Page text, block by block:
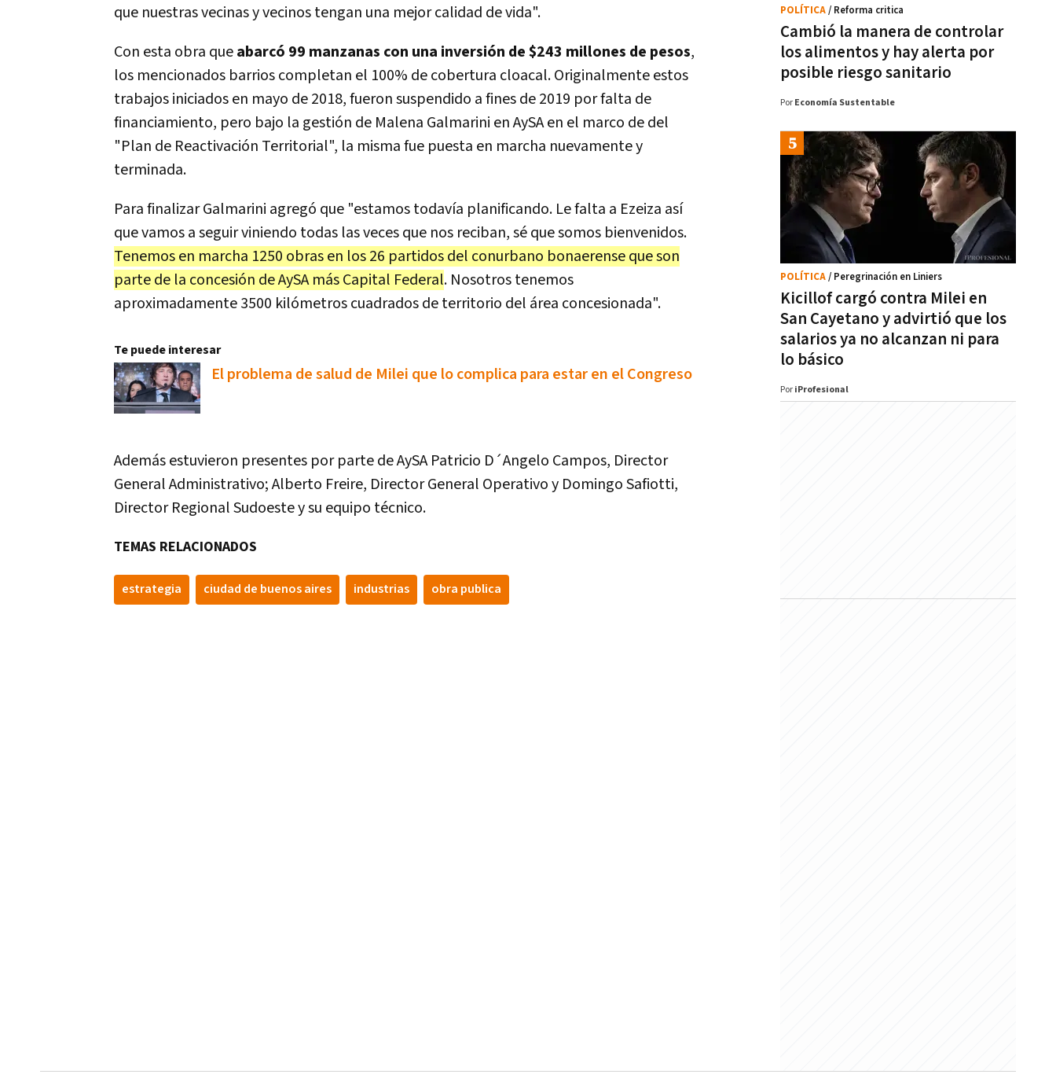
que nuestras vecinas y vecinos tengan una mejor calidad de vida".
Con esta obra queabarcó 99 manzanas con una inversión de $243 millones de pesos,
los mencionados barrios completan el 100% de cobertura cloacal. Originalmente estos
trabajos iniciados en mayo de 2018, fueron suspendido a fines de 2019 por falta de
financiamiento, pero bajo la gestión de Malena Galmarini en AySA en el marco de del
"Plan de Reactivación Territorial", la misma fue puesta en marcha nuevamente y
terminada.
Para finalizar Galmarini agregó que "estamos todavía planificando. Le falta a Ezeiza así
que vamos a seguir viniendo todas las veces que nos reciban, sé que somos bienvenidos.
Tenemos en marcha 1250 obras en los 26 partidos del conurbano bonaerense que son
parte de la concesión de AySA más Capital Federal. Nosotros tenemos
aproximadamente 3500 kilómetros cuadrados de territorio del área concesionada".
Te puede interesar
El problema de salud de Milei que lo complica para estar en el Congreso
Además estuvieron presentes por parte de AySA Patricio D´Angelo Campos, Director
General Administrativo; Alberto Freire, Director General Operativo y Domingo Safiotti,
Director Regional Sudoeste y su equipo técnico.
TEMAS RELACIONADOS
estrategia ciudad de buenos aires industrias obra publica
Cambió la manera de controlar
los alimentos y hay alerta por
posible riesgo sanitario
POLÍTICA/ Reforma critica
Por Economía Sustentable
Kicillof cargó contra Milei en
San Cayetano y advirtió que los
salarios ya no alcanzan ni para
lo básico
POLÍTICA/ Peregrinación en Liniers
Por iProfesional